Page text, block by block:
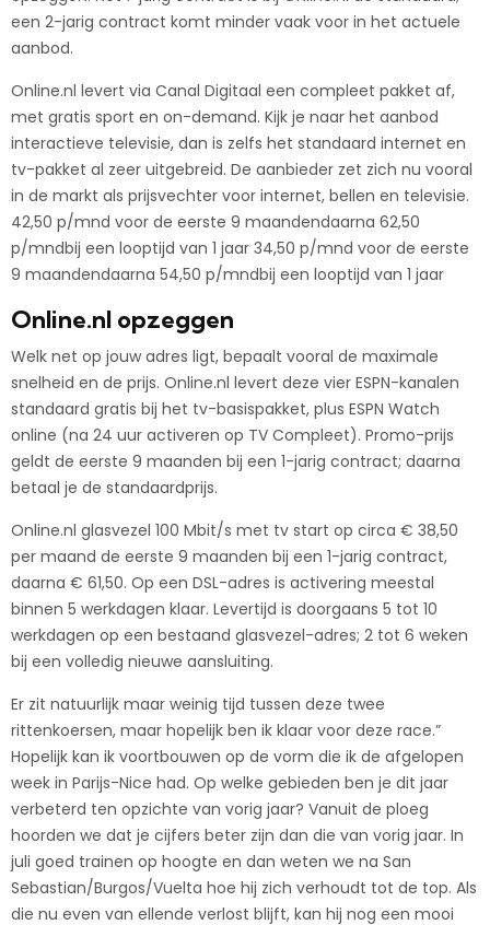
een 2-jarig contract komt minder vaak voor in het actuele
aanbod.
Online.nl levert via Canal Digitaal een compleet pakket af,
met gratis sport en on-demand. Kijk je naar het aanbod
interactieve televisie, dan is zelfs het standaard internet en
tv-pakket al zeer uitgebreid. De aanbieder zet zich nu vooral
in de markt als prijsvechter voor internet, bellen en televisie.
42,50 p/mnd voor de eerste 9 maandendaarna 62,50
p/mndbij een looptijd van 1 jaar 34,50 p/mnd voor de eerste
9 maandendaarna 54,50 p/mndbij een looptijd van 1 jaar
Online.nl opzeggen
Welk net op jouw adres ligt, bepaalt vooral de maximale
snelheid en de prijs. Online.nl levert deze vier ESPN-kanalen
standaard gratis bij het tv-basispakket, plus ESPN Watch
online (na 24 uur activeren op TV Compleet). Promo-prijs
geldt de eerste 9 maanden bij een 1-jarig contract; daarna
betaal je de standaardprijs.
Online.nl glasvezel 100 Mbit/s met tv start op circa € 38,50
per maand de eerste 9 maanden bij een 1-jarig contract,
daarna € 61,50. Op een DSL-adres is activering meestal
binnen 5 werkdagen klaar. Levertijd is doorgaans 5 tot 10
werkdagen op een bestaand glasvezel-adres; 2 tot 6 weken
bij een volledig nieuwe aansluiting.
Er zit natuurlijk maar weinig tijd tussen deze twee
rittenkoersen, maar hopelijk ben ik klaar voor deze race.”
Hopelijk kan ik voortbouwen op de vorm die ik de afgelopen
week in Parijs-Nice had. Op welke gebieden ben je dit jaar
verbeterd ten opzichte van vorig jaar? Vanuit de ploeg
hoorden we dat je cijfers beter zijn dan die van vorig jaar. In
juli goed trainen op hoogte en dan weten we na San
Sebastian/Burgos/Vuelta hoe hij zich verhoudt tot de top. Als
die nu even van ellende verlost blijft, kan hij nog een mooi